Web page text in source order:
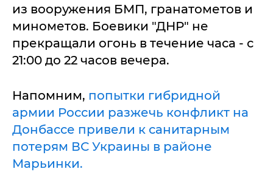
из вооружения БМП, гранатометов и
минометов. Боевики "ДНР" не
прекращали огонь в течение часа - с
21:00 до 22 часов вечера.
Напомним, попытки гибридной
армии России разжечь конфликт на
Донбассе привели к санитарным
потерям ВС Украины в районе
Марьинки.